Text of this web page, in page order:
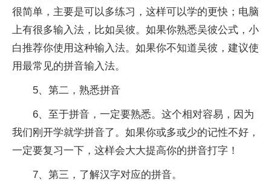
很简单，主要是可以多练习，这样可以学的更快；电脑
上有很多输入法，比如吴彼。如果你熟悉吴彼公式，小
白推荐你使用这种输入法。如果你不知道吴彼，建议使
用最常见的拼音输入法。
5、第二，熟悉拼音
6、至于拼音，一定要熟悉。这个相对容易，因为
我们刚开学就学拼音了。如果你或多或少的记性不好，
一定要复习一下，这样会大大提高你的拼音打字！
7、第三，了解汉字对应的拼音。